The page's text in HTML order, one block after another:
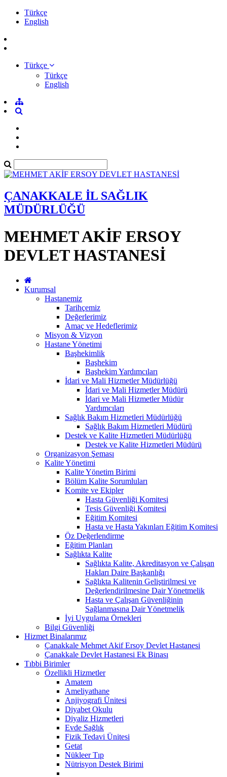
Türkçe
English
Türkçe
Türkçe
English
ÇANAKKALE İL SAĞLIK
MÜDÜRLÜĞÜ
MEHMET AKİF ERSOY
DEVLET HASTANESİ
Kurumsal
Hastanemiz
Tarihçemiz
Değerlerimiz
Amaç ve Hedeflerimiz
Misyon & Vizyon
Hastane Yönetimi
Başhekimlik
Başhekim
Başhekim Yardımcıları
İdari ve Mali Hizmetler Müdürlüğü
İdari ve Mali Hizmetler Müdürü
İdari ve Mali Hizmetler Müdür
Yardımcıları
Sağlık Bakım Hizmetleri Müdürlüğü
Sağlık Bakım Hizmetleri Müdürü
Destek ve Kalite Hizmetleri Müdürlüğü
Destek ve Kalite Hizmetleri Müdürü
Organizasyon Şeması
Kalite Yönetimi
Kalite Yönetim Birimi
Bölüm Kalite Sorumluları
Komite ve Ekipler
Hasta Güvenliği Komitesi
Tesis Güvenliği Komitesi
Eğitim Komitesi
Hasta ve Hasta Yakınları Eğitim Komitesi
Öz Değerlendirme
Eğitim Planları
Sağlıkta Kalite
Sağlıkta Kalite, Akreditasyon ve Çalışan
Hakları Daire Başkanlığı
Sağlıkta Kalitenin Geliştirilmesi ve
Değerlendirilmesine Dair Yönetmelik
Hasta ve Çalışan Güvenliğinin
Sağlanmasına Dair Yönetmelik
İyi Uygulama Örnekleri
Bilgi Güvenliği
Hizmet Binalarımız
Çanakkale Mehmet Akif Ersoy Devlet Hastanesi
Çanakkale Devlet Hastanesi Ek Binası
Tıbbi Birimler
Özellikli Hizmetler
Amatem
Ameliyathane
Anjiyografi Ünitesi
Diyabet Okulu
Diyaliz Hizmetleri
Evde Sağlık
Fizik Tedavi Ünitesi
Getat
Nükleer Tıp
Nütrisyon Destek Birimi